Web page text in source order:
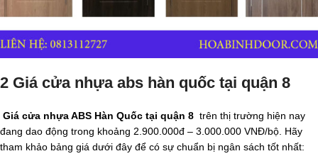
2 Giá cửa nhựa abs hàn quốc tại quận 8
Giá cửa nhựa ABS Hàn Quốc tại quận 8 trên thị trường hiện nay
đang dao động trong khoảng 2.900.000đ – 3.000.000 VNĐ/bộ. Hãy
tham khảo bảng giá dưới đây để có sự chuẩn bị ngân sách tốt nhất: